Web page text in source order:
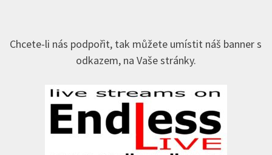
Chcete-li nás podpořit, tak můžete umístit náš banner s
odkazem, na Vaše stránky.